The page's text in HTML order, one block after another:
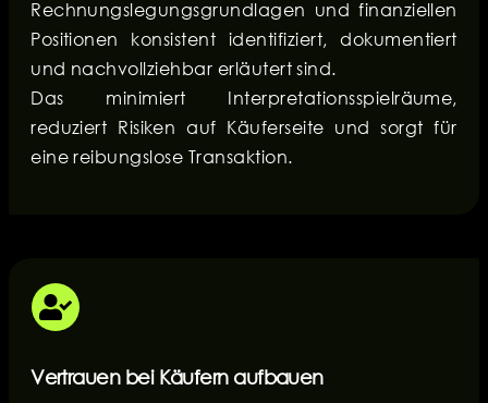
Rechnungslegungsgrundlagen und finanziellen
Positionen konsistent identifiziert, dokumentiert
und nachvollziehbar erläutert sind.
Das minimiert Interpretationsspielräume,
reduziert Risiken auf Käuferseite und sorgt für
eine reibungslose Transaktion.
Vertrauen bei Käufern aufbauen